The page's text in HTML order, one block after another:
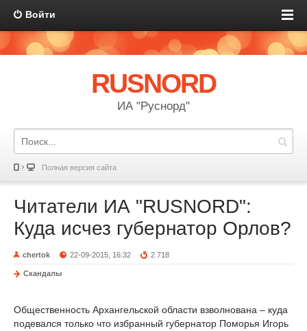
Войти
RUSNORD
ИА "Руснорд"
Полная версия сайта
Читатели ИА "RUSNORD":
Куда исчез губернатор Орлов?
chertok 22-09-2015, 16:32 2 718
Скандалы
Общественность Архангельской области взволнована – куда
подевался только что избранный губернатор Поморья Игорь